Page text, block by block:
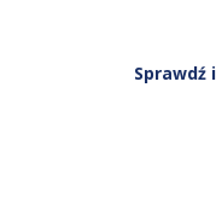
Sprawdź